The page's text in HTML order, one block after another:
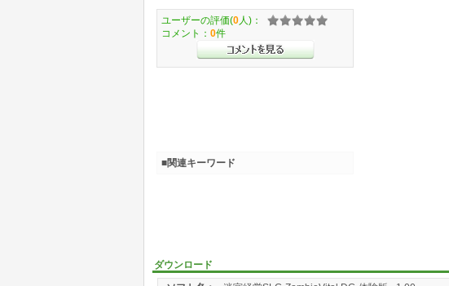
ダウンロード
ユーザーの評価(0 人)：
コメント： 0件
■関連キーワード